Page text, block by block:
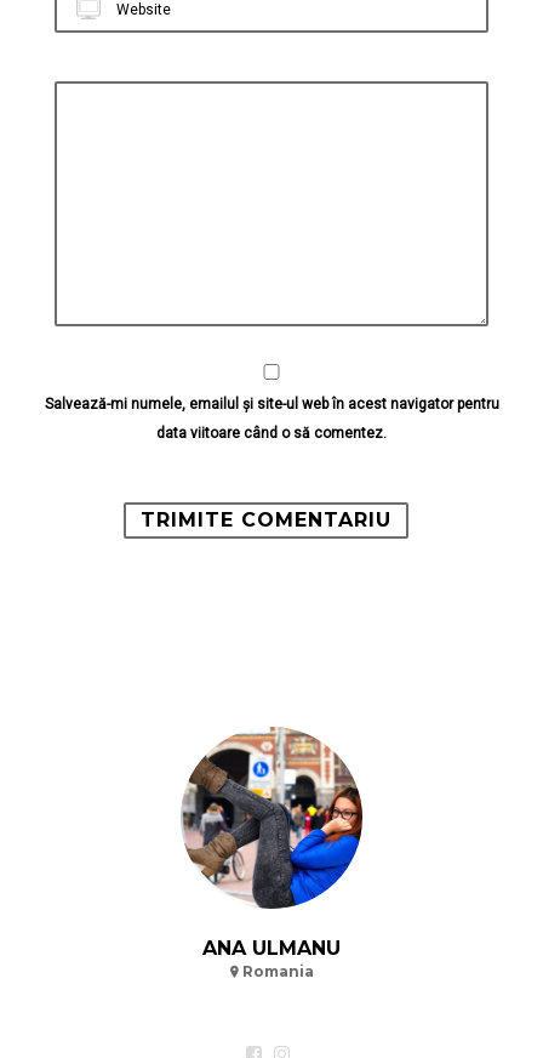
Website
Salvează-mi numele, emailul și site-ul web în acest navigator pentru
data viitoare când o să comentez.
ANA ULMANU
Romania